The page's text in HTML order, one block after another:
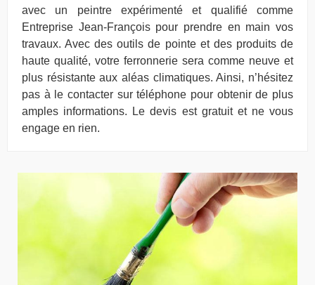
avec un peintre expérimenté et qualifié comme
Entreprise Jean-François pour prendre en main vos
travaux. Avec des outils de pointe et des produits de
haute qualité, votre ferronnerie sera comme neuve et
plus résistante aux aléas climatiques. Ainsi, n’hésitez
pas à le contacter sur téléphone pour obtenir de plus
amples informations. Le devis est gratuit et ne vous
engage en rien.